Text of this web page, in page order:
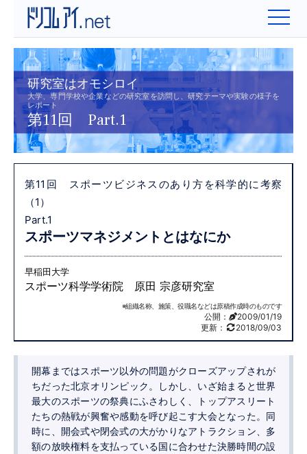
研究室はオモシロイ
大学、専門学校や企業などの研究室を訪問し、研究テーマや実験の様子を
レポート
第11回 Part.1
第11回 スポーツビジネスのあり方を科学的に考察
（1）
Part.1
スポーツマネジメントとはなにか
早稲田大学
スポーツ科学学術院 原田 宗彦研究室
※組織名称、施策、役職名などは原稿作成時のものです
公開：
2009/01/19
更新：
2018/09/03
開幕まではスポーツ以外の問題がクローズアップされが
ちだった北京オリンピック。しかし、いざ始まると世界
最大のスポーツの祭典にふさわしく、トップアスリート
たちの熱戦が興奮や感動を呼び起こす大会となった。同
時に、開会式や閉会式の大がかりなアトラクション、多
額の放映権料を支払っている国に合わせた決勝時間の設